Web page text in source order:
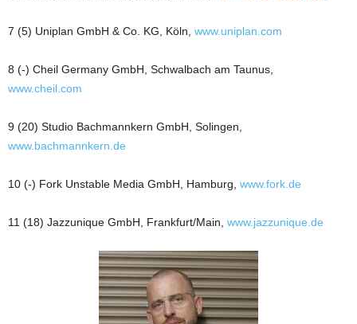
7 (5) Uniplan GmbH & Co. KG, Köln, www.uniplan.com
8 (-) Cheil Germany GmbH, Schwalbach am Taunus,
www.cheil.com
9 (20) Studio Bachmannkern GmbH, Solingen,
www.bachmannkern.de
10 (-) Fork Unstable Media GmbH, Hamburg, www.fork.de
11 (18) Jazzunique GmbH, Frankfurt/Main, www.jazzunique.de